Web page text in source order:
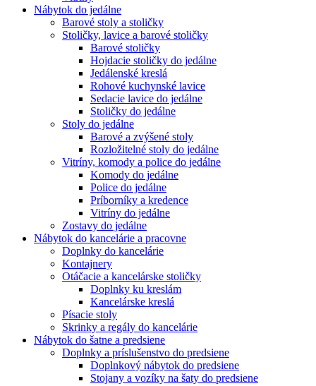
Nábytok do jedálne
Barové stoly a stoličky
Stoličky, lavice a barové stoličky
Barové stoličky
Hojdacie stoličky do jedálne
Jedálenské kreslá
Rohové kuchynské lavice
Sedacie lavice do jedálne
Stoličky do jedálne
Stoly do jedálne
Barové a zvýšené stoly
Rozložitelné stoly do jedálne
Vitríny, komody a police do jedálne
Komody do jedálne
Police do jedálne
Príborníky a kredence
Vitríny do jedálne
Zostavy do jedálne
Nábytok do kancelárie a pracovne
Doplnky do kancelárie
Kontajnery
Otáčacie a kancelárske stoličky
Doplnky ku kreslám
Kancelárske kreslá
Písacie stoly
Skrinky a regály do kancelárie
Nábytok do šatne a predsiene
Doplnky a príslušenstvo do predsiene
Doplnkový nábytok do predsiene
Stojany a vozíky na šaty do predsiene